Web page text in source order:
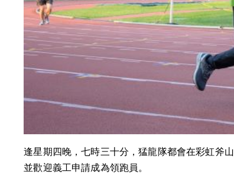
逢星期四晚，七時三十分，猛龍隊都會在彩虹斧
並歡迎義工申請成為領跑員。